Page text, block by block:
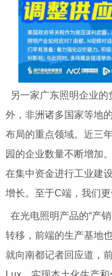
另一家广东照明企业
外，非洲诸多国家等地
布局的重点领域。近三
园的企业数量不断增加
在集中资金进行工业建
增长。至于C端，我们
在光电照明产品的“产
转移，前端的生产基地
就向南都记者回应道，